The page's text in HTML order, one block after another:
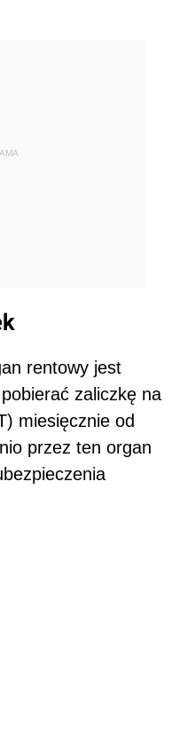
rentowy jest
zaliczkę na
miesięcznie od
przez ten organ